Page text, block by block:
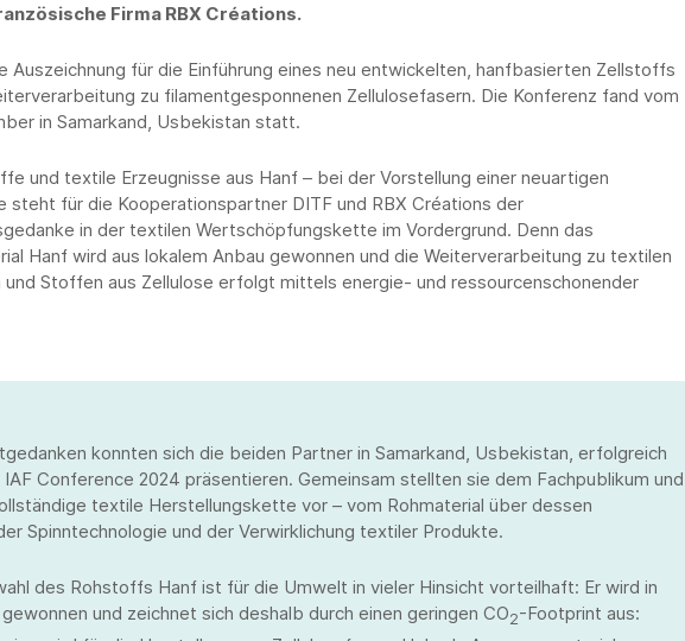
Firma RBX Créations.
Auszeichnung für die Einführung eines neu entwickelten, hanfbasierten Zellstoffs
zu filamentgesponnenen Zellulosefasern. Die Konferenz fand vom
in Samarkand, Usbekistan statt.
und textile Erzeugnisse aus Hanf – bei der Vorstellung einer neuartigen
steht für die Kooperationspartner DITF und RBX Créations der
in der textilen Wertschöpfungskette im Vordergrund. Denn das
Hanf wird aus lokalem Anbau gewonnen und die Weiterverarbeitung zu textilen
und Stoffen aus Zellulose erfolgt mittels energie- und ressourcenschonender
konnten sich die beiden Partner in Samarkand, Usbekistan, erfolgreich
Conference 2024 präsentieren. Gemeinsam stellten sie dem Fachpublikum und
textile Herstellungskette vor – vom Rohmaterial über dessen
Spinntechnologie und der Verwirklichung textiler Produkte.
des Rohstoffs Hanf ist für die Umwelt in vieler Hinsicht vorteilhaft: Er wird in
und zeichnet sich deshalb durch einen geringen CO2-Footprint aus: